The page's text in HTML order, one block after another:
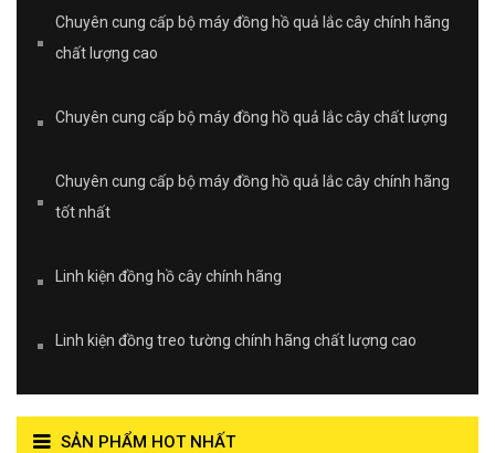
Chuyên cung cấp bộ máy đồng hồ quả lắc cây chính hãng
chất lượng cao
Chuyên cung cấp bộ máy đồng hồ quả lắc cây chất lượng
Chuyên cung cấp bộ máy đồng hồ quả lắc cây chính hãng
tốt nhất
Linh kiện đồng hồ cây chính hãng
Linh kiện đồng treo tường chính hãng chất lượng cao
SẢN PHẨM HOT NHẤT